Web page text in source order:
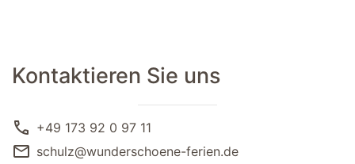
Kontaktieren Sie uns
call +49 173 92 0 97 11
mail schulz@wunderschoene-ferien.de